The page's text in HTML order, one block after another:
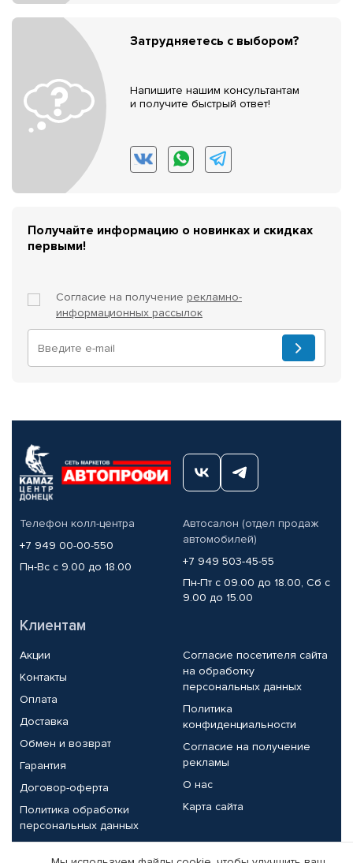
Затрудняетесь с выбором?
Напишите нашим консультантам
и получите быстрый ответ!
Получайте информацию о новинках и скидках
первыми!
Согласие на получение рекламно-
информационных рассылок
Телефон колл-центра
+7 949 00-00-550
Пн-Вс с 9.00 до 18.00
Автосалон (отдел продаж
автомобилей)
+7 949 503-45-55
Пн-Пт с 09.00 до 18.00, Сб с
9.00 до 15.00
Клиентам
Акции
Контакты
Оплата
Доставка
Обмен и возврат
Гарантия
Договор-оферта
Политика обработки
персональных данных
Согласие посетителя сайта
на обработку
персональных данных
Политика
конфиденциальности
Согласие на получение
рекламы
О нас
Карта сайта